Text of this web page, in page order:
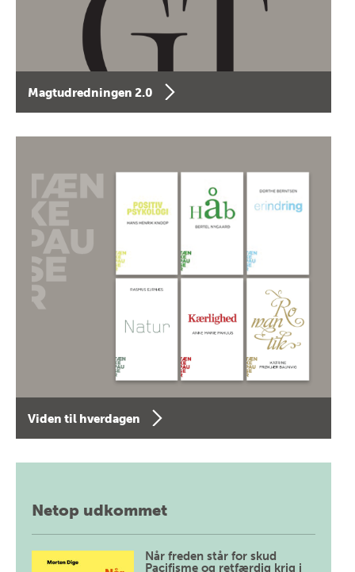
Magtudredningen 2.0
Viden til hverdagen
Netop udkommet
Når freden står for skud
Pacifisme og retfærdig krig i